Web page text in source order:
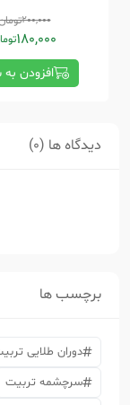
200,000
180,000
افزودن
دیدگاه ها (0)
برچسب ها
دوران طلایی
سرچشمه تربیت